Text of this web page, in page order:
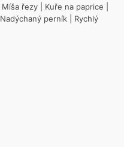
Míša řezy Kuře na paprice
Nadýchaný perník
Rychlý